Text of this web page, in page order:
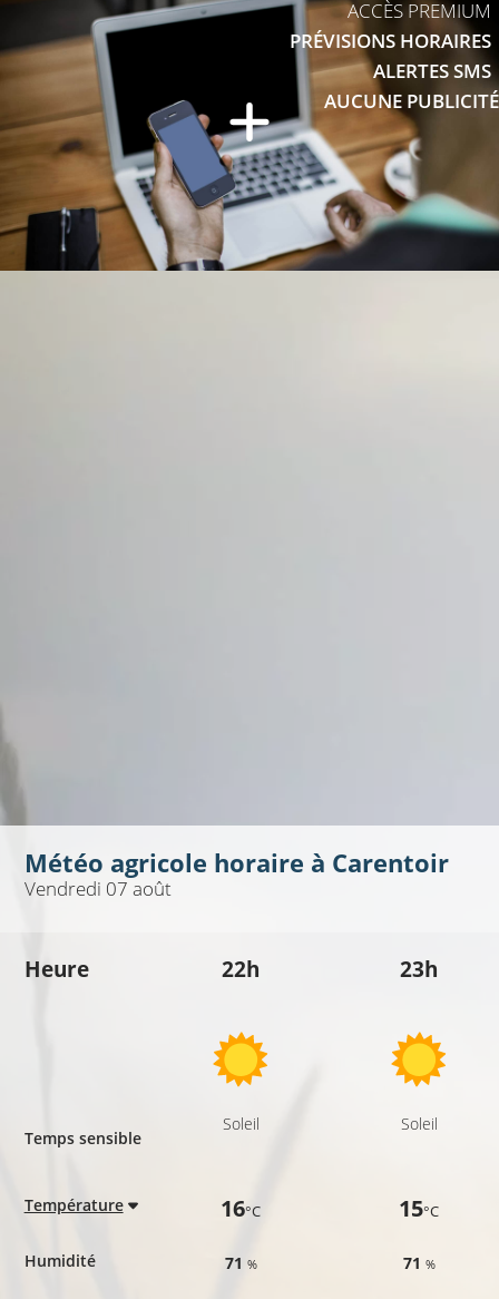
ACCÈS PREMIUM
PRÉVISIONS HORAIRES
ALERTES SMS
AUCUNE PUBLICITÉ
Météo agricole horaire à Carentoir
Vendredi 07 août
Heure
Temps sensible
Température
Humidité
22h
Soleil
16°C
71 %
23h
Soleil
15°C
71 %